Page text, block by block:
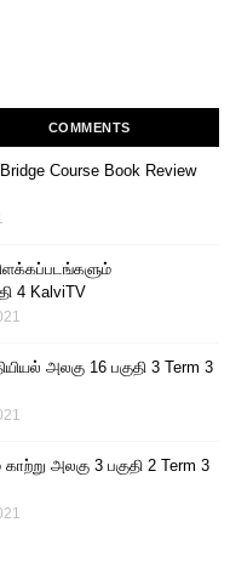
COMMENTS
Course Book Review
4 KalviTV
அலகு 16 பகுதி 3 Term 3
அலகு 3 பகுதி 2 Term 3